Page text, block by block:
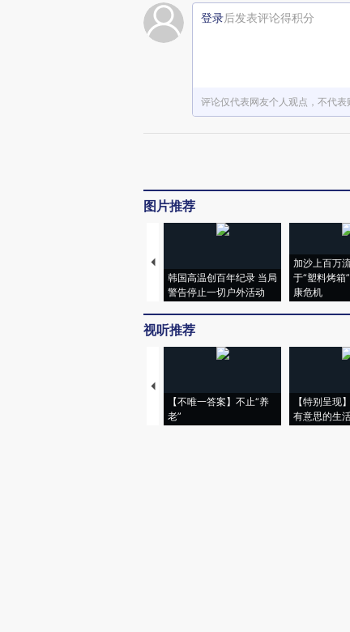
登录后发表评论得积分
评论仅代表网友个人观点，不代表
图片推荐
韩国高温创百年纪录 当局
警告停止一切户外活动
加沙上百万
于“塑料烤箱
康危机
视听推荐
【不唯一答案】不止“养
老”
【特别呈现
有意思的生